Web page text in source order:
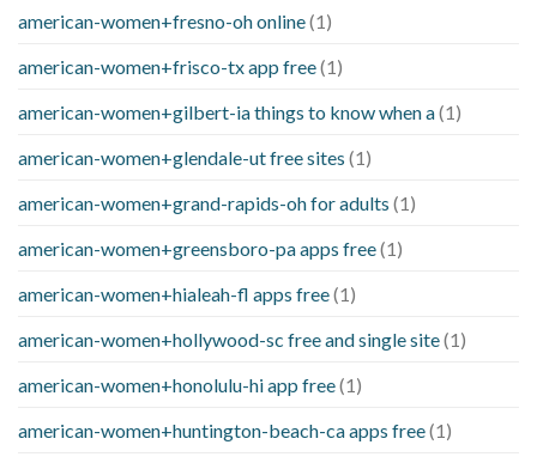
american-women+fresno-oh online(1)
american-women+frisco-tx app free(1)
american-women+gilbert-ia things to know when a(1)
american-women+glendale-ut free sites (1)
american-women+grand-rapids-oh for adults (1)
american-women+greensboro-pa apps free(1)
american-women+hialeah-fl apps free(1)
american-women+hollywood-sc free and single site(1)
american-women+honolulu-hi app free(1)
american-women+huntington-beach-ca apps free(1)